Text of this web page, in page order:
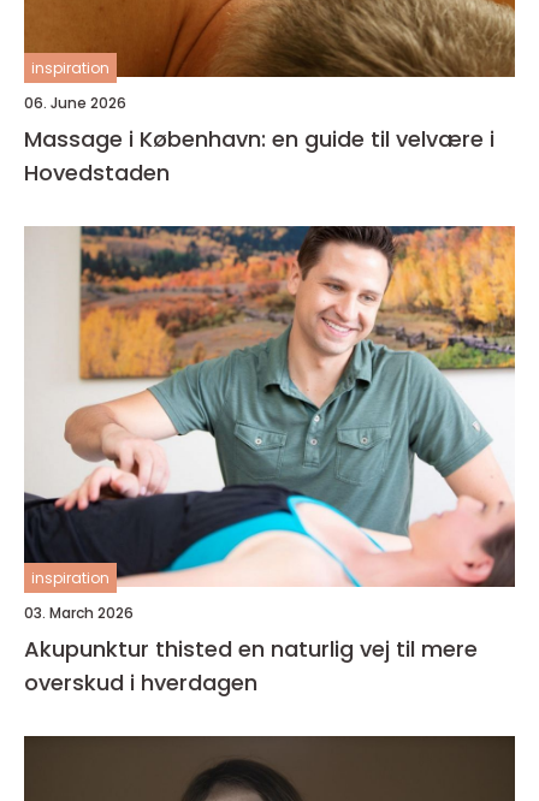
inspiration
06. June 2026
Massage i København: en guide til velvære i
Hovedstaden
inspiration
03. March 2026
Akupunktur thisted en naturlig vej til mere
overskud i hverdagen